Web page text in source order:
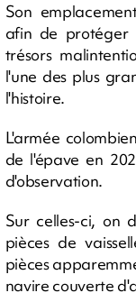
Son
afin de protéger
trésors
l'une des plus
l'histoire.
L'armée
de l'épave en
d'observation.
Sur celles-ci, on
pièces de
pièces
navire couverte